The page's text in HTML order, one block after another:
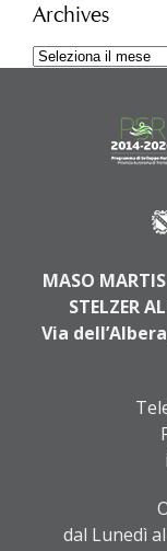
Archives
Archives
MASO
STELZER
Via
dal Lunedì